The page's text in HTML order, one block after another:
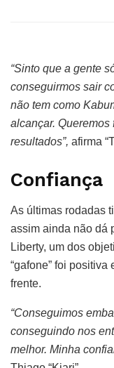
“Sinto que a gente
conseguirmos sair
não tem como
alcançar.
resultados”, afirma
Confiança
As últimas rodadas
assim ainda não dá
Liberty, um dos
“gafone” foi
frente.
“Conseguimos
conseguindo nos
melhor. Minha